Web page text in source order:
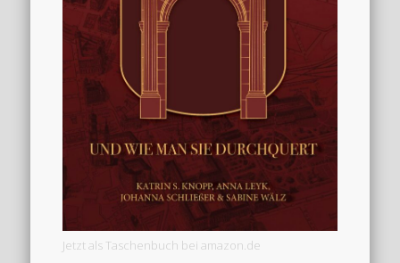
Jetzt als Taschenbuch bei amazon.de